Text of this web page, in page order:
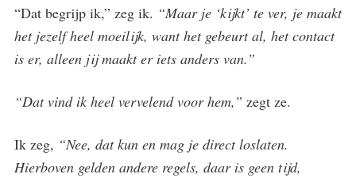
“Dat begrijp ik,” zeg ik. “Maar je ‘kijkt’ te ver, je maakt
het jezelf heel moeilijk, want het gebeurt al, het contact
is er, alleen jij maakt er iets anders van.”
“Dat vind ik heel vervelend voor hem,” zegt ze.
Ik zeg, “Nee, dat kun en mag je direct loslaten.
Hierboven gelden andere regels, daar is geen tijd,